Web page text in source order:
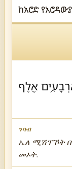
ከአሮድ
אֶ֖לֶף
ኤለ ሚሽፐኾት
መኦት.